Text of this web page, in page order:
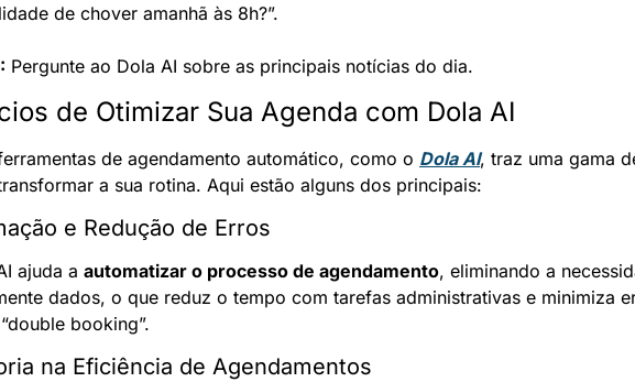
de chover amanhã às 8h?”.
Pergunte ao Dola AI sobre as principais notícias do dia.
de Otimizar Sua Agenda com Dola AI
de agendamento automático, como o Dola AI, traz uma gama
a sua rotina. Aqui estão alguns dos principais:
e Redução de Erros
ajuda a automatizar o processo de agendamento, eliminando a
dados, o que reduz o tempo com tarefas administrativas e minimiza
booking”.
na Eficiência de Agendamentos